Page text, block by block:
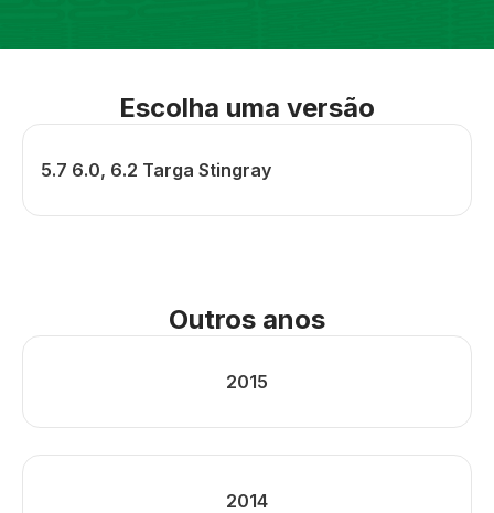
Escolha uma versão
5.7 6.0, 6.2 Targa Stingray
Outros anos
2015
2014